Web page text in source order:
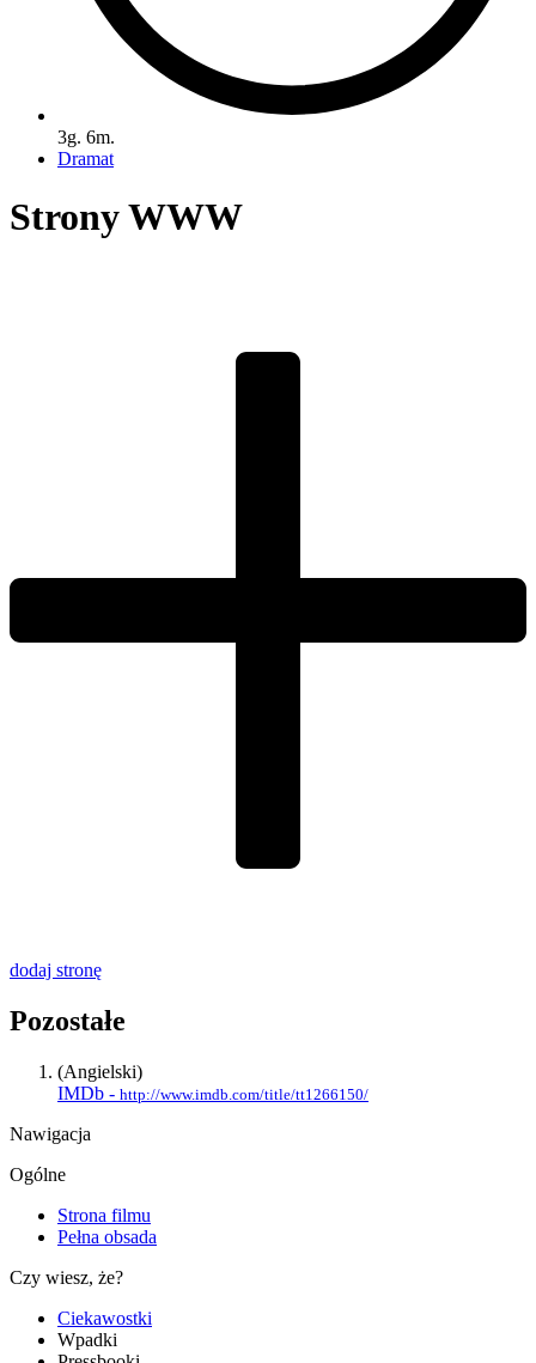
3g. 6m.
Dramat
Strony WWW
dodaj stronę
Pozostałe
(Angielski)
IMDb - http://www.imdb.com/title/tt1266150/
Nawigacja
Ogólne
Strona filmu
Pełna obsada
Czy wiesz, że?
Ciekawostki
Wpadki